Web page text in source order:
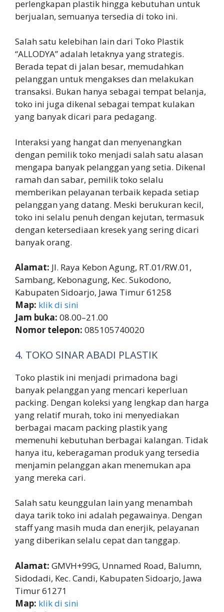
perlengkapan plastik hingga kebutuhan untuk
berjualan, semuanya tersedia di toko ini.
Salah satu kelebihan lain dari Toko Plastik
“ALLODYA” adalah letaknya yang strategis.
Berada tepat di jalan besar, memudahkan
pelanggan untuk mengakses dan melakukan
transaksi. Bukan hanya sebagai tempat belanja,
toko ini juga dikenal sebagai tempat kulakan
yang banyak dicari para pedagang.
Interaksi yang hangat dan menyenangkan
dengan pemilik toko menjadi salah satu alasan
mengapa banyak pelanggan yang setia. Dikenal
ramah dan sabar, pemilik toko selalu
memberikan pelayanan terbaik kepada setiap
pelanggan yang datang. Meski berukuran kecil,
toko ini selalu penuh dengan kejutan, termasuk
dengan ketersediaan kresek yang sering dicari
banyak orang.
Alamat: Jl. Raya Kebon Agung, RT.01/RW.01,
Sambang, Kebonagung, Kec. Sukodono,
Kabupaten Sidoarjo, Jawa Timur 61258
Map: klik di sini
Jam buka: 08.00–21.00
Nomor telepon: 085105740020
4. TOKO SINAR ABADI PLASTIK
Toko plastik ini menjadi primadona bagi
banyak pelanggan yang mencari keperluan
packing. Dengan koleksi yang lengkap dan harga
yang relatif murah, toko ini menyediakan
berbagai macam packing plastik yang
memenuhi kebutuhan berbagai kalangan. Tidak
hanya itu, keberagaman produk yang tersedia
menjamin pelanggan akan menemukan apa
yang mereka cari.
Salah satu keunggulan lain yang menambah
daya tarik toko ini adalah pegawainya. Dengan
staff yang masih muda dan enerjik, pelayanan
yang diberikan selalu cepat dan tanggap.
Alamat: GMVH+99G, Unnamed Road, Balumn,
Sidodadi, Kec. Candi, Kabupaten Sidoarjo, Jawa
Timur 61271
Map: klik di sini